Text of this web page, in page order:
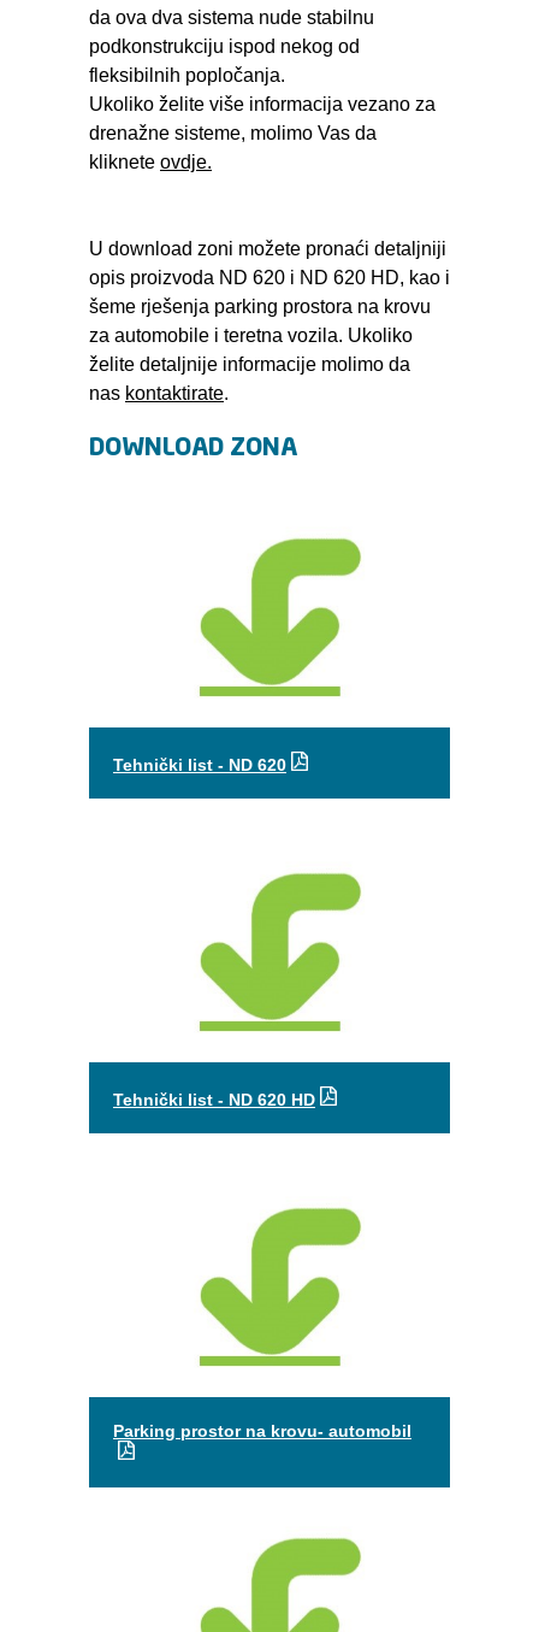
da ova dva sistema nude stabilnu
podkonstrukciju ispod nekog od
fleksibilnih popločanja.
Ukoliko želite više informacija vezano za
drenažne sisteme, molimo Vas da
kliknete ovdje.
U download zoni možete pronaći detaljniji
opis proizvoda ND 620 i ND 620 HD, kao i
šeme rješenja parking prostora na krovu
za automobile i teretna vozila. Ukoliko
želite detaljnije informacije molimo da
nas kontaktirate.
DOWNLOAD ZONA
Tehnički list - ND 620
Tehnički list - ND 620 HD
Parking prostor na krovu- automobil